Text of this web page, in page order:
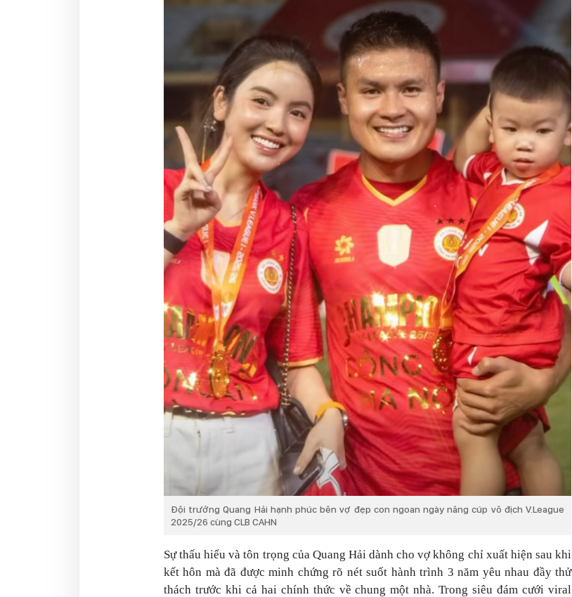
Đội trưởng Quang Hải hạnh phúc bên vợ đẹp con ngoan ngày nâng cúp vô địch V.League
2025/26 cùng CLB CAHN
Sự thấu hiểu và tôn trọng của Quang Hải dành cho vợ không chỉ xuất hiện sau khi
kết hôn mà đã được minh chứng rõ nét suốt hành trình 3 năm yêu nhau đầy thử
thách trước khi cả hai chính thức về chung một nhà. Trong siêu đám cưới viral